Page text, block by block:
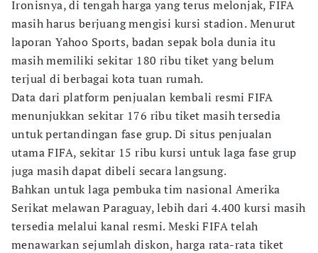
Ironisnya, di tengah harga yang terus melonjak, FIFA
masih harus berjuang mengisi kursi stadion. Menurut
laporan Yahoo Sports, badan sepak bola dunia itu
masih memiliki sekitar 180 ribu tiket yang belum
terjual di berbagai kota tuan rumah.
Data dari platform penjualan kembali resmi FIFA
menunjukkan sekitar 176 ribu tiket masih tersedia
untuk pertandingan fase grup. Di situs penjualan
utama FIFA, sekitar 15 ribu kursi untuk laga fase grup
juga masih dapat dibeli secara langsung.
Bahkan untuk laga pembuka tim nasional Amerika
Serikat melawan Paraguay, lebih dari 4.400 kursi masih
tersedia melalui kanal resmi. Meski FIFA telah
menawarkan sejumlah diskon, harga rata-rata tiket